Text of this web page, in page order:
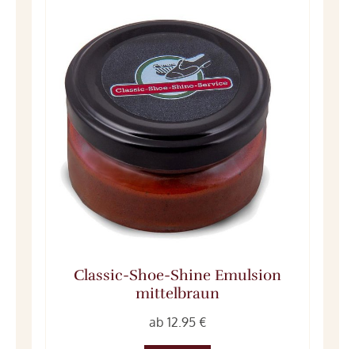
Classic-Shoe-Shine Emulsion
mittelbraun
ab 12.95 €